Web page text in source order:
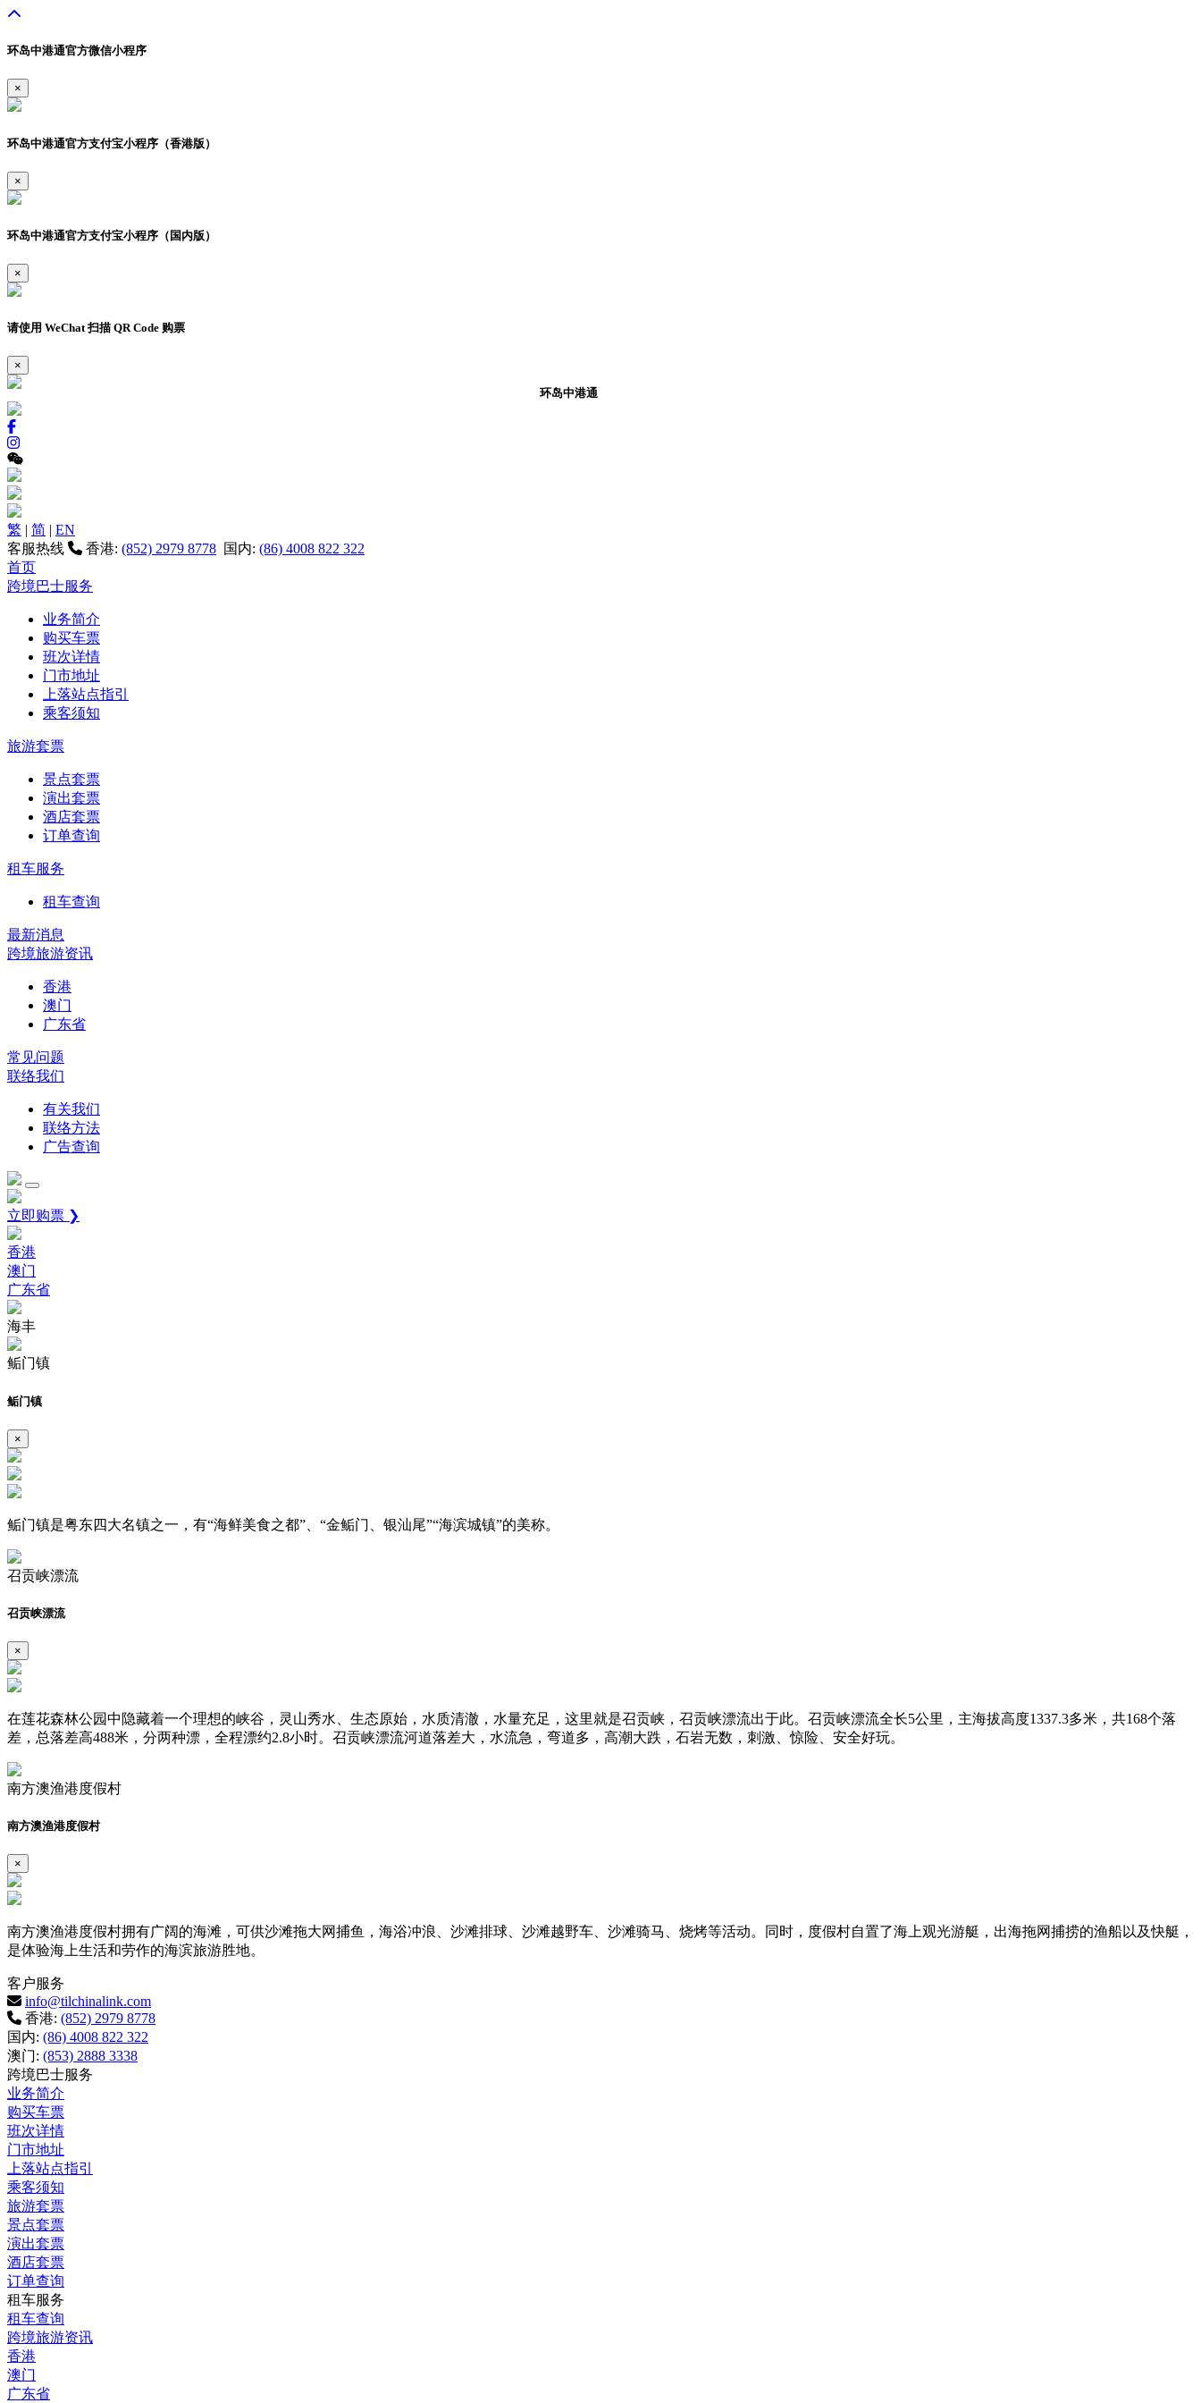
环岛中港通官方微信小程序
×
环岛中港通官方支付宝小程序（香港版）
×
环岛中港通官方支付宝小程序（国内版）
×
请使用 WeChat 扫描 QR Code 购票
×
环岛中港通
繁 | 简 | EN
客服热线
香港: (852) 2979 8778 国内: (86) 4008 822 322
首页
跨境巴士服务
业务简介
购买车票
班次详情
门市地址
上落站点指引
乘客须知
旅游套票
景点套票
演出套票
酒店套票
订单查询
租车服务
租车查询
最新消息
跨境旅游资讯
香港
澳门
广东省
常见问题
联络我们
有关我们
联络方法
广告查询
立即购票 ❯
香港
澳门
广东省
海丰
鲘门镇
鲘门镇
×
鲘门镇是粤东四大名镇之一，有“海鲜美食之都”、“金鲘门、银汕尾”“海滨城镇”的美称。
召贡峡漂流
召贡峡漂流
×
在莲花森林公园中隐藏着一个理想的峡谷，灵山秀水、生态原始，水质清澈，水量充足，这里就是召贡峡，召贡峡漂流出于此。召贡峡漂流全长5公里，主海拔高度1337.3多米，共168个落
差，总落差高488米，分两种漂，全程漂约2.8小时。召贡峡漂流河道落差大，水流急，弯道多，高潮大跌，石岩无数，刺激、惊险、安全好玩。
南方澳渔港度假村
南方澳渔港度假村
×
南方澳渔港度假村拥有广阔的海滩，可供沙滩拖大网捕鱼，海浴冲浪、沙滩排球、沙滩越野车、沙滩骑马、烧烤等活动。同时，度假村自置了海上观光游艇，出海拖网捕捞的渔船以及快艇，
是体验海上生活和劳作的海滨旅游胜地。
客户服务
info@tilchinalink.com
香港: (852) 2979 8778
国内: (86) 4008 822 322
澳门: (853) 2888 3338
跨境巴士服务
业务简介
购买车票
班次详情
门市地址
上落站点指引
乘客须知
旅游套票
景点套票
演出套票
酒店套票
订单查询
租车服务
租车查询
跨境旅游资讯
香港
澳门
广东省